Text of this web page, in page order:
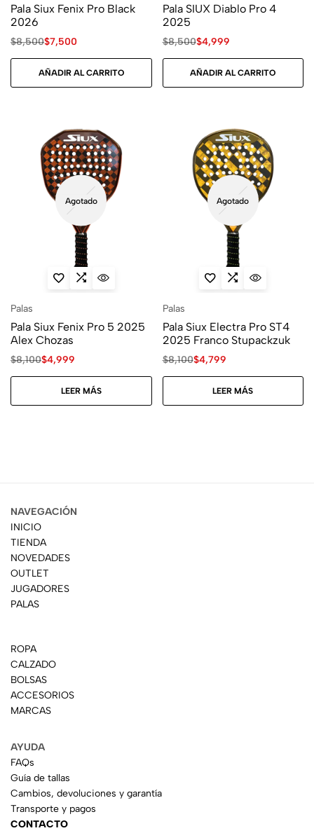
Pala Siux Fenix Pro Black
2026
$8,500$7,500
AÑADIR AL CARRITO
Pala SIUX Diablo Pro 4
2025
$8,500$4,999
AÑADIR AL CARRITO
Agotado
Palas
Pala Siux Fenix Pro 5 2025
Alex Chozas
$8,100$4,999
LEER MÁS
Agotado
Palas
Pala Siux Electra Pro ST4
2025 Franco Stupackzuk
$8,100$4,799
LEER MÁS
NAVEGACIÓN
INICIO
TIENDA
NOVEDADES
OUTLET
JUGADORES
PALAS
ROPA
CALZADO
BOLSAS
ACCESORIOS
MARCAS
AYUDA
FAQs
Guía de tallas
Cambios, devoluciones y garantía
Transporte y pagos
CONTACTO